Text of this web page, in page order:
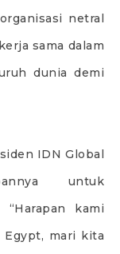
netral
sama dalam
dunia demi
IDN Global
untuk
kami
mari kita